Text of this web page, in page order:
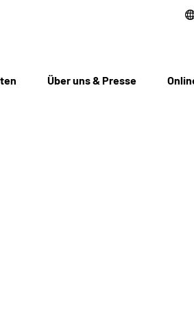
Über uns & Presse